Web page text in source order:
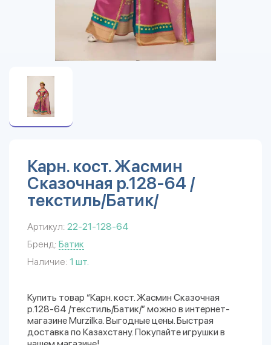
Карн. кост. Жасмин
Сказочная р.128-64 /
текстиль/Батик/
Артикул: 22-21-128-64
Бренд: Батик
Наличие: 1 шт.
Купить товар “Карн. кост. Жасмин Сказочная
р.128-64 /текстиль/Батик/” можно в интернет-
магазине Murzilka. Выгодные цены. Быстрая
доставка по Казахстану. Покупайте игрушки в